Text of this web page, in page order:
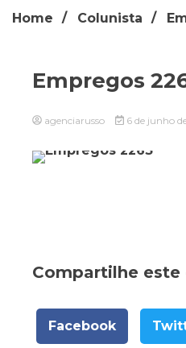
Home Colunista
Empregos
agenciarusso 6 de junho
Compartilhe este
Facebook